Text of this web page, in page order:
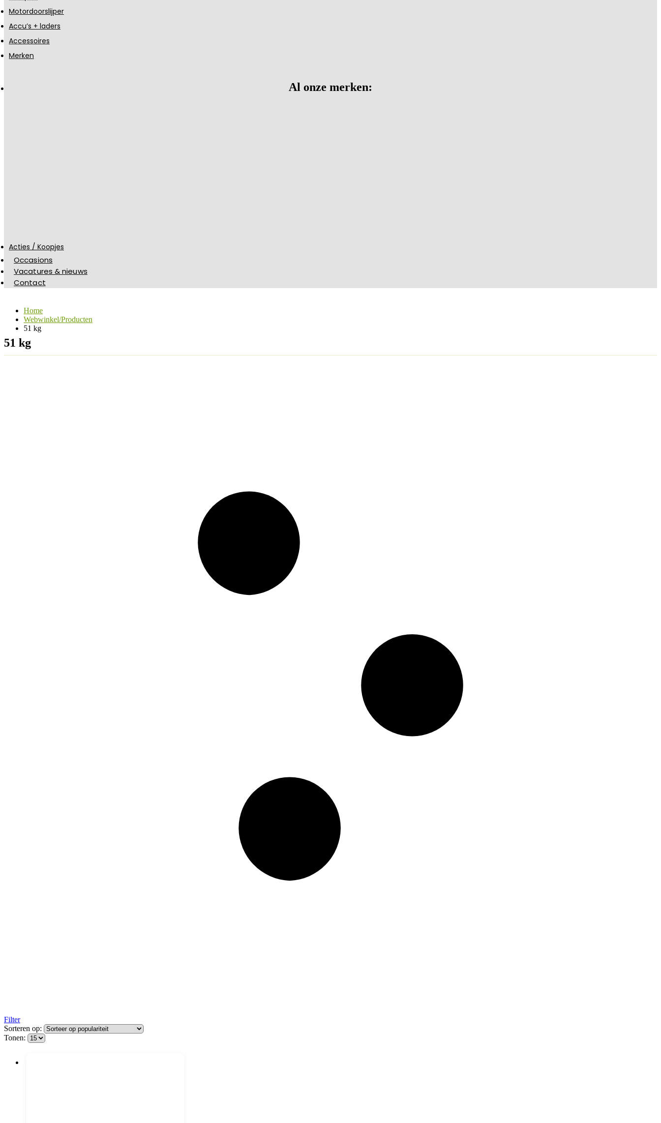
Motordoorslijper
Accu’s + laders
Accessoires
Merken
Al onze merken:
Acties / Koopjes
Occasions
Vacatures & nieuws
Contact
Home
Webwinkel/Producten
51 kg
51 kg
Filter
Sorteren op:
Tonen: